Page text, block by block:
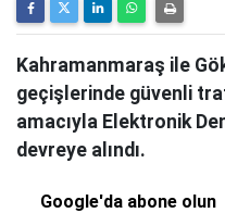
Kahramanmaraş ile
geçişlerinde güvenli
amacıyla Elektronik
devreye alındı.
Google'da abone olun